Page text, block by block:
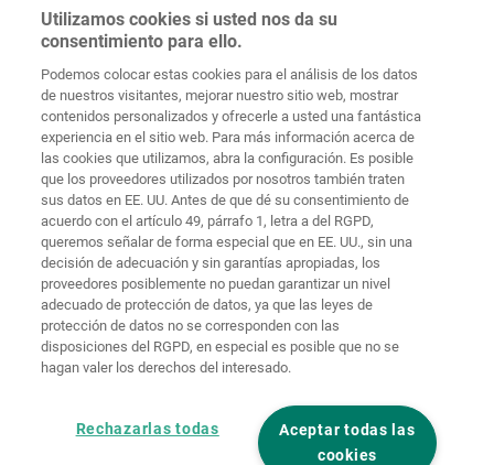
Inicio Contacto Aviso legal
Protección de
datos
Términos y
condiciones
generales
Políticas de
cookies Iniciar sesión
Declaración
accesibilidad
Ajustes de cookies
Utilizamos cookies si usted nos da su
consentimiento para ello.
Podemos colocar estas cookies para el análisis de los datos
de nuestros visitantes, mejorar nuestro sitio web, mostrar
contenidos personalizados y ofrecerle a usted una fantástica
experiencia en el sitio web. Para más información acerca de
las cookies que utilizamos, abra la configuración. Es posible
que los proveedores utilizados por nosotros también traten
sus datos en EE. UU. Antes de que dé su consentimiento de
acuerdo con el artículo 49, párrafo 1, letra a del RGPD,
queremos señalar de forma especial que en EE. UU., sin una
decisión de adecuación y sin garantías apropiadas, los
proveedores posiblemente no puedan garantizar un nivel
adecuado de protección de datos, ya que las leyes de
protección de datos no se corresponden con las
disposiciones del RGPD, en especial es posible que no se
hagan valer los derechos del interesado.
Aceptar todas las
cookies
Rechazarlas todas